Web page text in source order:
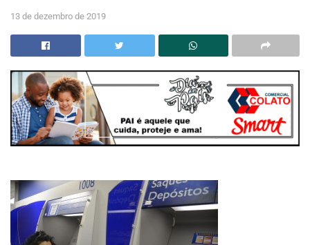
13 de dezembro de 2019